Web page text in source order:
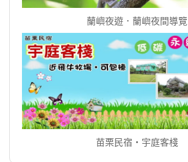
蘭嶼夜遊．蘭嶼夜間導覽
苗栗民宿‧宇庭客棧